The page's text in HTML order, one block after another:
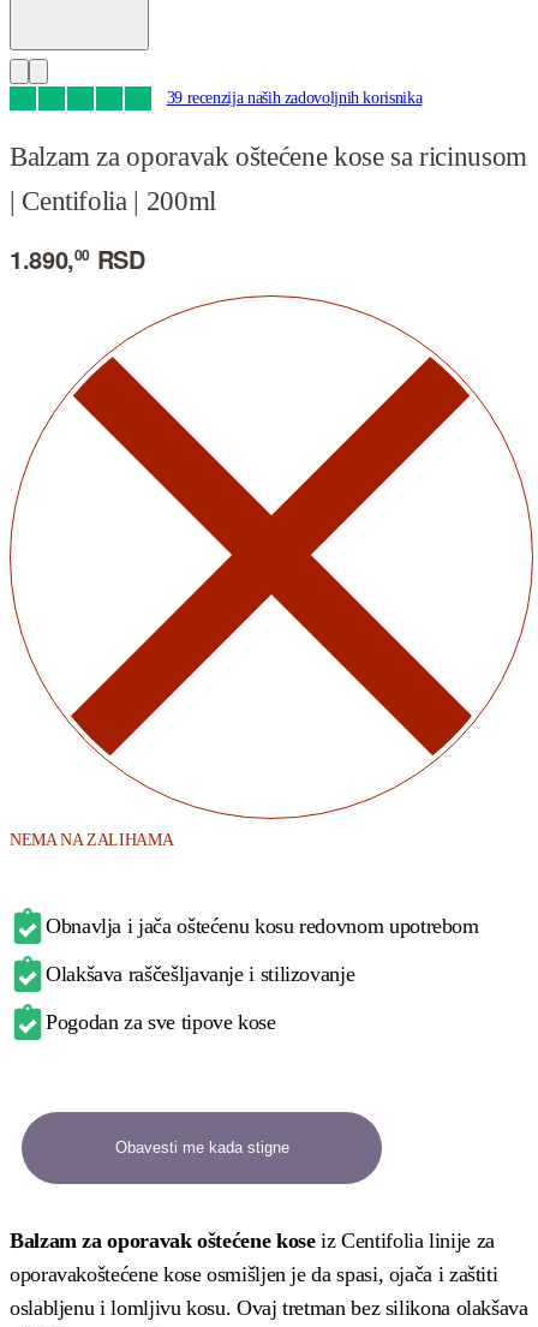
39
Balzam za oporavak oštećene kose sa ricinusom
| Centifolia | 200ml
1.890,00 RSD
NEMA NA ZALIHAMA
Obnavlja i jača oštećenu kosu redovnom upotrebom
Olakšava raščešljavanje i stilizovanje
Pogodan za sve tipove kose
Balzam za oporavak oštećene koseiz Centifolia linije za
oporavakoštećene kose osmišljen je da spasi, ojača i zaštiti
oslabljenu i lomljivu kosu. Ovaj tretman bez silikona olakšava